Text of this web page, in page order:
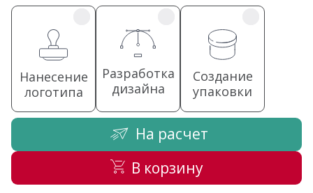
Нанесение
логотипа
Разработка
дизайна
Создание
упаковки
На расчет
В корзину